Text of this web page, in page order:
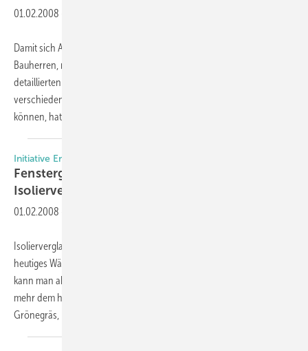
01.02.2008
Damit sich Architekten und Planer, aber auch private und gewerbliche
Bauherren, mit nur wenigen Klicks bereits in der Entwurfsphase einen
detaillierten Überblick über die energetischen Auswirkungen
verschiedener Kombinationen von Rehau Systemen verschaffen
können, hat der Polymerspezialist
Initiative Energiesparen mit Glas
Fensterglas-Selbsttest entlarvt veraltete
Isolierverglasung
01.02.2008
Isolierverglasung aus der Zeit vor 1995 ist technisch überholt –
heutiges Wärmedämmglas dämmt dreimal besser. „Den alten Fenstern
kann man aber auf den ersten Blick nicht ansehen, dass sie nicht
mehr dem heutigen Stand der Technik entsprechen“, sagt Jochen
Grönegräs, Hauptgeschäftsführer